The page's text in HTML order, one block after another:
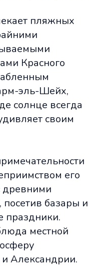
пляжных
Красного
эль-Шейх,
солнце всегда
своим
его
древними
базары и
праздники.
местной
Александрии.